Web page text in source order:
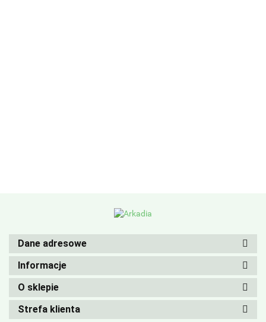
Dane adresowe
Informacje
O sklepie
Strefa klienta